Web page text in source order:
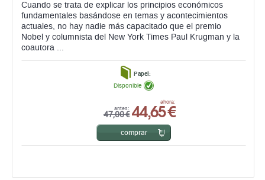
Cuando se trata de explicar los principios económicos
fundamentales basándose en temas y acontecimientos
actuales, no hay nadie más capacitado que el premio
Nobel y columnista del New York Times Paul Krugman y la
coautora ...
Papel:
antes:
47,00 €
ahora:
44,65 €
Disponible
comprar